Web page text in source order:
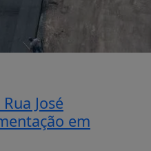
José
em